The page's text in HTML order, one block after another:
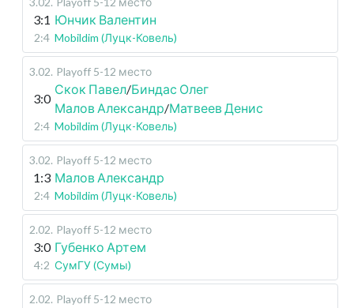
3:1 Юнчик Валентин
2:4 Mobildim (Луцк-Ковель)
3.02. Playoff 5-12 место
3:0
Скок Павел/Биндас Олег
Малов Александр/Матвеев Денис
2:4 Mobildim (Луцк-Ковель)
3.02. Playoff 5-12 место
1:3 Малов Александр
2:4 Mobildim (Луцк-Ковель)
2.02. Playoff 5-12 место
3:0 Губенко Артем
4:2 СумГУ (Сумы)
2.02. Playoff 5-12 место